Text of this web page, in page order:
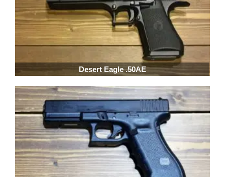
Desert Eagle .50AE